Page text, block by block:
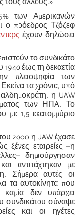
τους άλλους.»
των Αμερικανών
ο πρόεδρος Τζόζεφ
έχουν δηλώσει
το συνδικάτο
1940 έως τη δεκαετία
πλειοψηφία των
τα χρόνια, υπό
η UAW
των ΗΠΑ. Το
με 1,5 εκατομμύριο
2000 η UAW έχασε
ξένες εταιρείες –η
δημιούργησαν
αντιτάχτηκαν με
Σήμερα αυτές οι
τα αυτοκίνητα που
δεν υπάρχει
συνδικάτου σύναψε
και οι ηγέτες